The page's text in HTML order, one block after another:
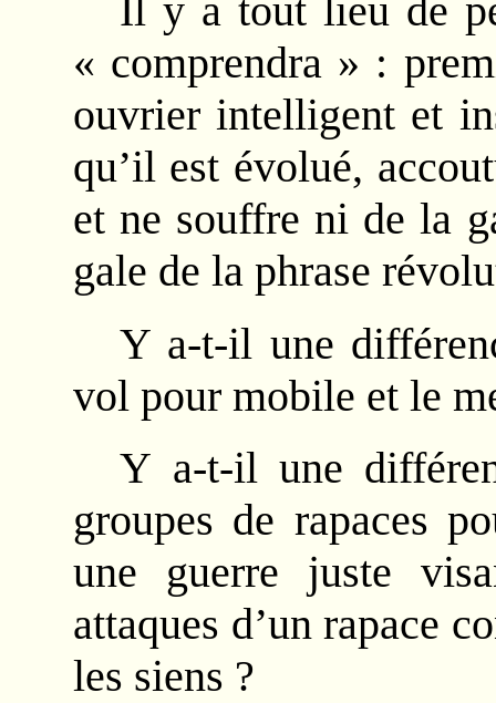
Il y a tout lieu de
« comprendra » :
ouvrier intelligent et
qu’il est évolué,
et ne souffre ni de la
gale de la phrase
Y a-t-il une
vol pour mobile et le
Y a-t-il une
groupes de rapaces
une guerre juste
attaques d’un rapace
les siens ?